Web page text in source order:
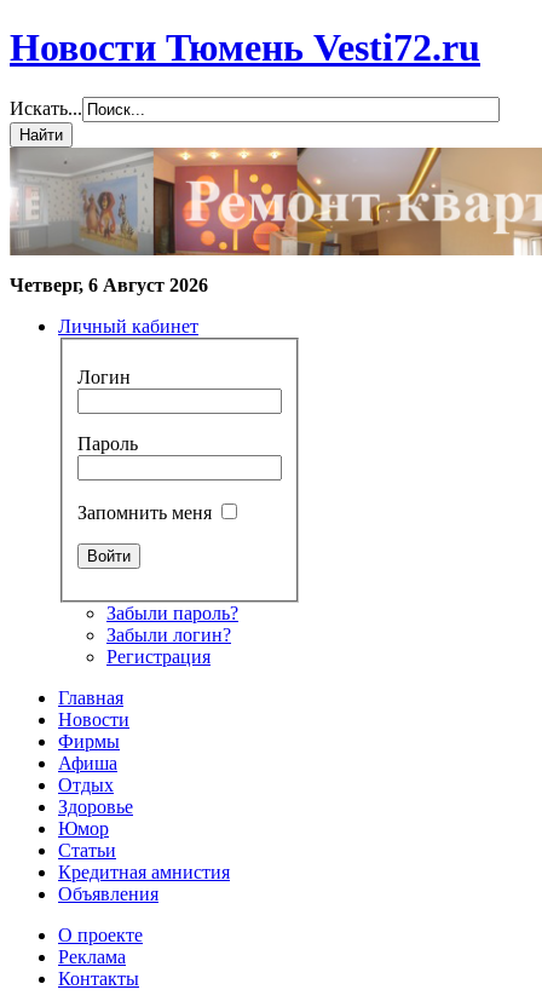
Новости Тюмень Vesti72.ru
Искать...
Четверг, 6 Август 2026
Личный кабинет
Логин
Пароль
Запомнить меня
Забыли пароль?
Забыли логин?
Регистрация
Главная
Новости
Фирмы
Афиша
Отдых
Здоровье
Юмор
Статьи
Кредитная амнистия
Объявления
О проекте
Реклама
Контакты